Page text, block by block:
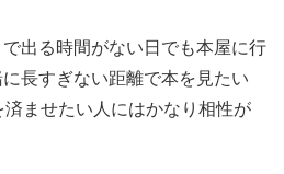
出る時間がない日でも本屋に行
長すぎない距離で本を見たい
済ませたい人にはかなり相性が